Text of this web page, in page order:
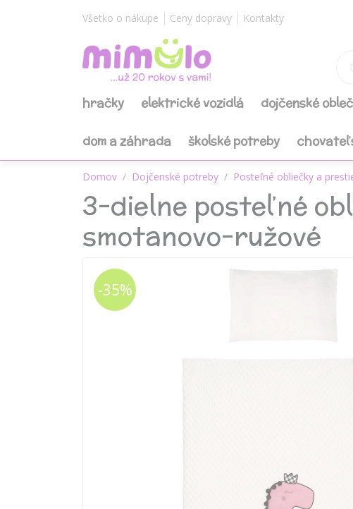
Všetko o nákupe Ceny dopravy Kontakty
hračky elektrické vozidlá dojčenské
dom a záhrada školské potreby
Domov Dojčenské potreby Posteľné obliečky a
3-dielne posteľné
smotanovo-ružové
-35%